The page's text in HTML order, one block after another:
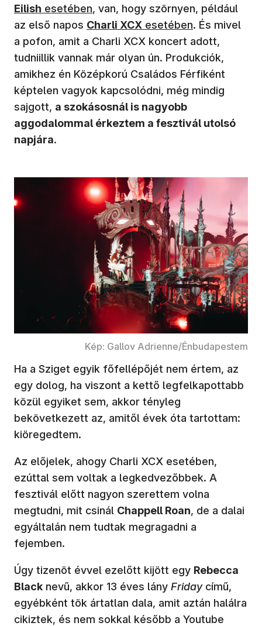
Eilish esetében, van, hogy szörnyen, például
az első napos (új ablakban nyílik meg)
Charli XCX esetében. És mivel
a pofon, amit a Charli XCX koncert adott,
tudniillik vannak már olyan ún. Produkciók,
amikhez én Középkorú Családos Férfiként
képtelen vagyok kapcsolódni, még mindig
sajgott, a szokásosnál is nagyobb
aggodalommal érkeztem a fesztivál utolsó
napjára.
Kép: Gallov Adrienne/Énbudapestem
Ha a Sziget egyik főfellépőjét nem értem, az
egy dolog, ha viszont a kettő legfelkapottabb
közül egyiket sem, akkor tényleg
bekövetkezett az, amitől évek óta tartottam:
kiöregedtem.
Az előjelek, ahogy Charli XCX esetében,
ezúttal sem voltak a legkedvezőbbek. A
fesztivál előtt nagyon szerettem volna
megtudni, mit csinál Chappell Roan, de a dalai
egyáltalán nem tudtak megragadni a
fejemben.
Úgy tizenöt évvel ezelőtt kijött egy Rebecca
Black nevű, akkor 13 éves lány Friday című,
egyébként tök ártatlan dala, amit aztán halálra
cikiztek, és nem sokkal később a Youtube